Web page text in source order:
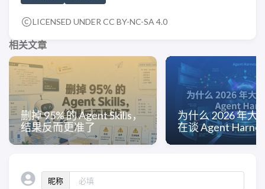
LICENSED UNDER CC BY-NC-SA 4.0
相关文章
删掉 95% 的 Agent Skills，
结果反而更准了
为什么 2026 年大
在谈 Agent
昵称